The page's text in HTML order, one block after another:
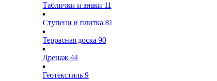
Таблички и знаки 11
Ступени и плитка 81
Террасная доска 90
Дренаж 44
Геотекстиль 9